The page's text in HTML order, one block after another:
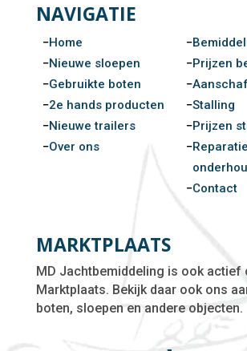
NAVIGATIE
Home
Nieuwe sloepen
Gebruikte boten
2e hands producten
Nieuwe trailers
Over ons
Prijzen
Stalling
Prijzen
Contact
MARKTPLAATS
MD Jachtbemiddeling is ook actief
Marktplaats. Bekijk daar ook ons
boten, sloepen en andere objecten.